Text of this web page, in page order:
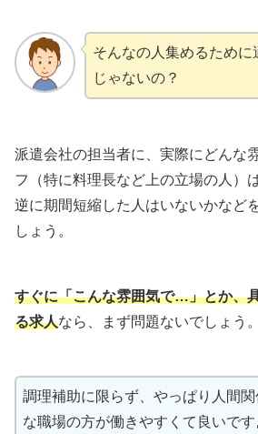
そんなの人集めるために
じゃないの？
派遣会社の担当者に、実際にどんな
フ（特に料理長など上の立場の人）
逆に期間短縮した人はいないかなど
しょう。
すぐに「こんな雰囲気で…」とか、
る求人なら、まず問題ないでしょう。
調理補助に限らず、やっぱり人間
な職場の方が働きやすくて良いです